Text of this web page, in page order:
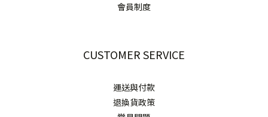
會員制度
CUSTOMER SERVICE
運送與付款
退換貨政策